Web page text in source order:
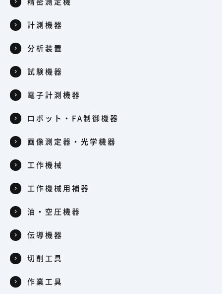
精密測定機
計測機器
分析装置
試験機器
電子計測機器
ロボット・FA制御機器
画像測定器・光学機器
工作機械
工作機械用補器
油・空圧機器
伝導機器
切削工具
作業工具